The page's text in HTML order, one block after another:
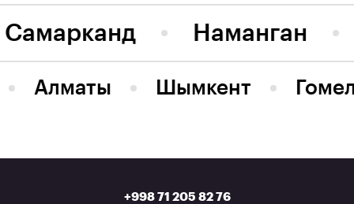
Наманган
Самарканд
Алматы Шымкент
+998 71 205 82 76